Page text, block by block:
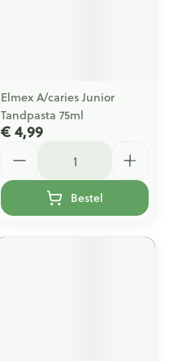
Elmex A/caries Junior
Tandpasta 75ml
€ 4,99
Bestel